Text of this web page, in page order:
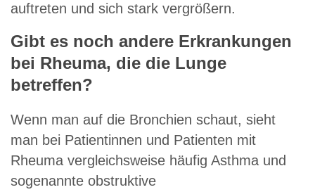
auftreten und sich stark vergrößern.
Gibt es noch andere Erkrankungen
bei Rheuma, die die Lunge
betreffen?
Wenn man auf die Bronchien schaut, sieht
man bei Patientinnen und Patienten mit
Rheuma vergleichsweise häufig Asthma und
sogenannte obstruktive